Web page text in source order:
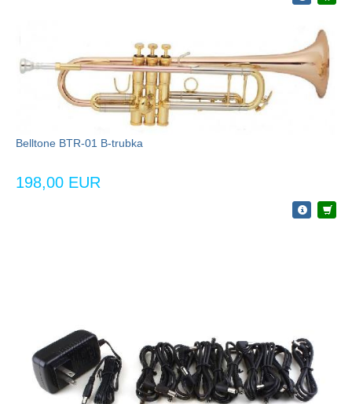
Belltone BTR-01 B-trubka
198,00 EUR